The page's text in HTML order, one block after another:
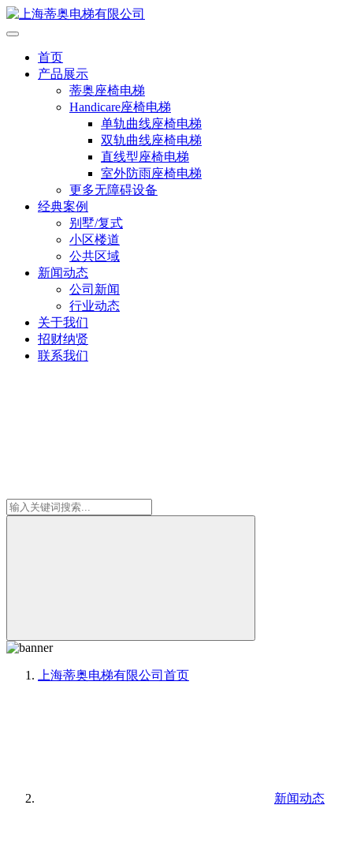
首页
产品展示
蒂奥座椅电梯
Handicare座椅电梯
单轨曲线座椅电梯
双轨曲线座椅电梯
直线型座椅电梯
室外防雨座椅电梯
更多无障碍设备
经典案例
别墅/复式
小区楼道
公共区域
新闻动态
公司新闻
行业动态
关于我们
招财纳贤
联系我们
上海蒂奥电梯有限公司 首页
新闻动态